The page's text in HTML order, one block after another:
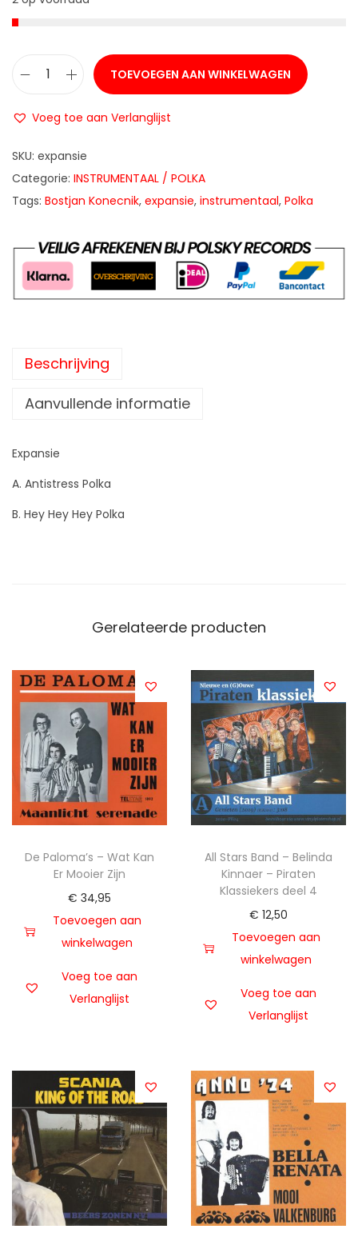
t
j
a
K
o
n
k
t
i
P
o
k
a
a
a
n
a
TOEVOEGEN AAN WINKELWAGEN
Voeg toe aan Verlanglijst
SKU: expansie
Categorie: INSTRUMENTAAL / POLKA
Tags: Bostjan Konecnik, expansie, instrumentaal, Polka
Beschrijving
Aanvullende informatie
Expansie
A. Antistress Polka
B. Hey Hey Hey Polka
Gerelateerde producten
De Paloma’s – Wat Kan
Er Mooier Zijn
€ 34,95
Toevoegen aan
winkelwagen
Voeg toe aan
Verlanglijst
All Stars Band – Belinda
Kinnaer – Piraten
Klassiekers deel 4
€ 12,50
Toevoegen aan
winkelwagen
Voeg toe aan
Verlanglijst